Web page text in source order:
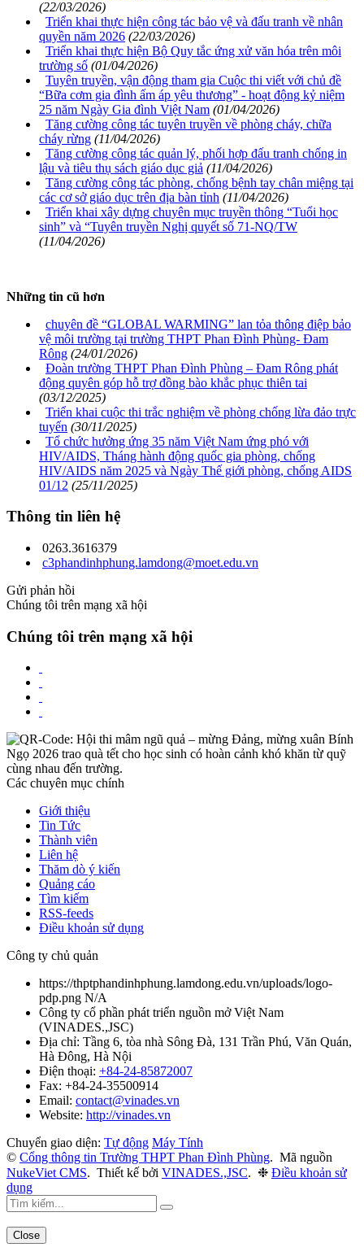
(22/03/2026)
Triển khai thực hiện công tác bảo vệ và đấu tranh về nhân
quyền năm 2026 (22/03/2026)
Triển khai thực hiện Bộ Quy tắc ứng xử văn hóa trên môi
trường số (01/04/2026)
Tuyên truyền, vận động tham gia Cuộc thi viết với chủ đề
“Bữa cơm gia đình ấm áp yêu thương” - hoạt động kỷ niệm
25 năm Ngày Gia đình Việt Nam (01/04/2026)
Tăng cường công tác tuyên truyền về phòng cháy, chữa
cháy rừng (11/04/2026)
Tăng cường công tác quản lý, phối hợp đấu tranh chống in
lậu và tiêu thụ sách giáo dục giả (11/04/2026)
Tăng cường công tác phòng, chống bệnh tay chân miệng tại
các cơ sở giáo dục trên địa bàn tỉnh (11/04/2026)
Triển khai xây dựng chuyên mục truyền thông “Tuổi học
sinh” và “Tuyên truyền Nghị quyết số 71-NQ/TW
(11/04/2026)
Những tin cũ hơn
chuyên đề “GLOBAL WARMING” lan tỏa thông điệp bảo
vệ môi trường tại trường THPT Phan Đình Phùng- Đam
Rông (24/01/2026)
Đoàn trường THPT Phan Đình Phùng – Đam Rông phát
động quyên góp hỗ trợ đồng bào khắc phục thiên tai
(03/12/2025)
Triển khai cuộc thi trắc nghiệm về phòng chống lừa đảo trực
tuyến (30/11/2025)
Tổ chức hưởng ứng 35 năm Việt Nam ứng phó với
HIV/AIDS, Tháng hành động quốc gia phòng, chống
HIV/AIDS năm 2025 và Ngày Thế giới phòng, chống AIDS
01/12 (25/11/2025)
Thông tin liên hệ
0263.3616379
c3phandinhphung.lamdong@moet.edu.vn
Gửi phản hồi
Chúng tôi trên mạng xã hội
Chúng tôi trên mạng xã hội
Các chuyên mục chính
Giới thiệu
Tin Tức
Thành viên
Liên hệ
Thăm dò ý kiến
Quảng cáo
Tìm kiếm
RSS-feeds
Điều khoản sử dụng
Công ty chủ quản
https://thptphandinhphung.lamdong.edu.vn/uploads/logo-
pdp.png N/A
Công ty cổ phần phát triển nguồn mở Việt Nam
(VINADES.,JSC)
Địa chỉ: Tầng 6, tòa nhà Sông Đà, 131 Trần Phú, Văn Quán,
Hà Đông, Hà Nội
Điện thoại: +84-24-85872007
Fax: +84-24-35500914
Email: contact@vinades.vn
Website: http://vinades.vn
Chuyển giao diện: Tự động Máy Tính
© Cổng thông tin Trường THPT Phan Đình Phùng. Mã nguồn
NukeViet CMS. Thiết kế bởi VINADES.,JSC. ❉ Điều khoản sử
dụng
Close